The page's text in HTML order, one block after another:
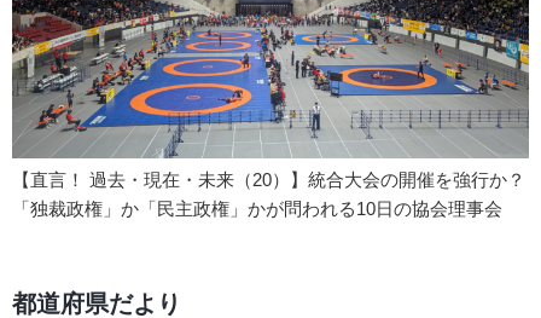
【直言！ 過去・現在・未来（20）】統合大会の開催を強行か？
「独裁政権」か「民主政権」かが問われる10日の協会理事会
都道府県だより